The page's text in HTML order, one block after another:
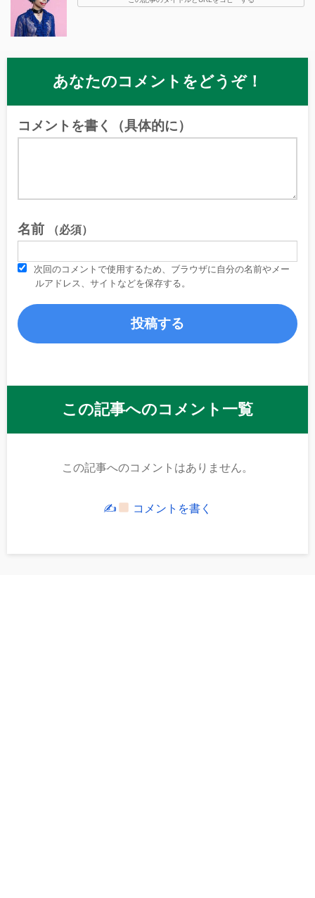
あなたのコメントをどうぞ！
コメントを書く（具体的に）
名前 （必須）
次回のコメントで使用するため、ブラウザに自分の名前やメー
ルアドレス、サイトなどを保存する。
この記事へのコメント一覧
この記事へのコメントはありません。
✍ コメントを書く